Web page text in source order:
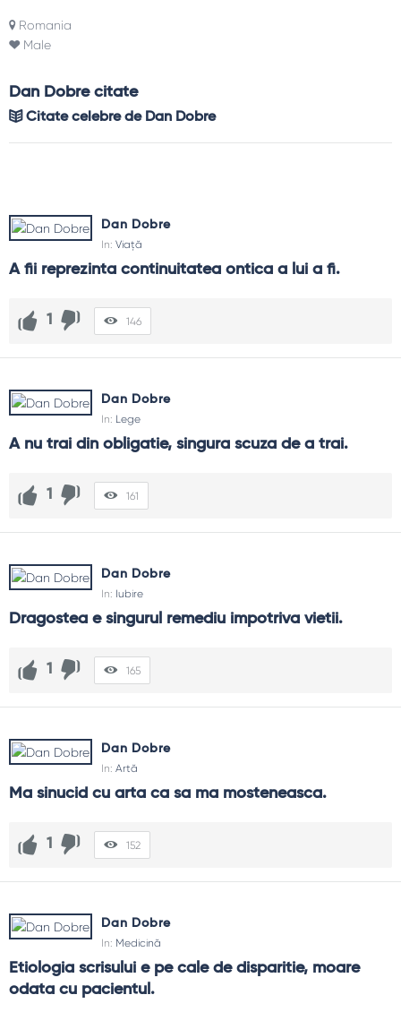
Romania
Male
Dan Dobre citate
Citate celebre de Dan Dobre
Dan Dobre
In: Viață
A fii reprezinta continuitatea ontica a lui a fi.
1 146
Dan Dobre
In: Lege
A nu trai din obligatie, singura scuza de a trai.
1 161
Dan Dobre
In: Iubire
Dragostea e singurul remediu impotriva vietii.
1 165
Dan Dobre
In: Artă
Ma sinucid cu arta ca sa ma mosteneasca.
1 152
Dan Dobre
In: Medicină
Etiologia scrisului e pe cale de disparitie, moare
odata cu pacientul.